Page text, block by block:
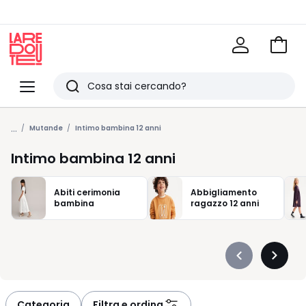
Menu
Redoute
Ricerca
Ultimi
articoli
visti
Vai
... Mutande Intimo bambina 12 anni
Intimo bambina 12 anni
Abiti cerimonia
bambina
Abbigliamento
ragazzo 12 anni
Précédent